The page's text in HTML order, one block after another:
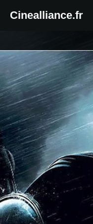
Cinealliance.fr